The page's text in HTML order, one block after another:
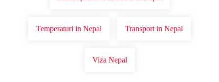
Temperaturi in Nepal Transport in Nepal
Viza Nepal